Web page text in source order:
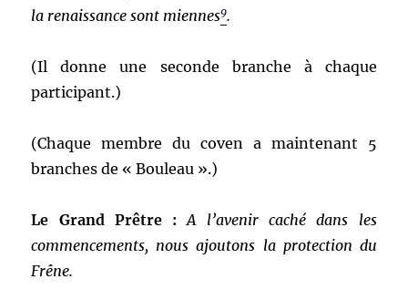
la renaissance sont miennes9.
(Il donne une seconde branche à chaque
participant.)
(Chaque membre du coven a maintenant 5
branches de « Bouleau ».)
Le Grand Prêtre : A l’avenir caché dans les
commencements, nous ajoutons la protection du
Frêne.